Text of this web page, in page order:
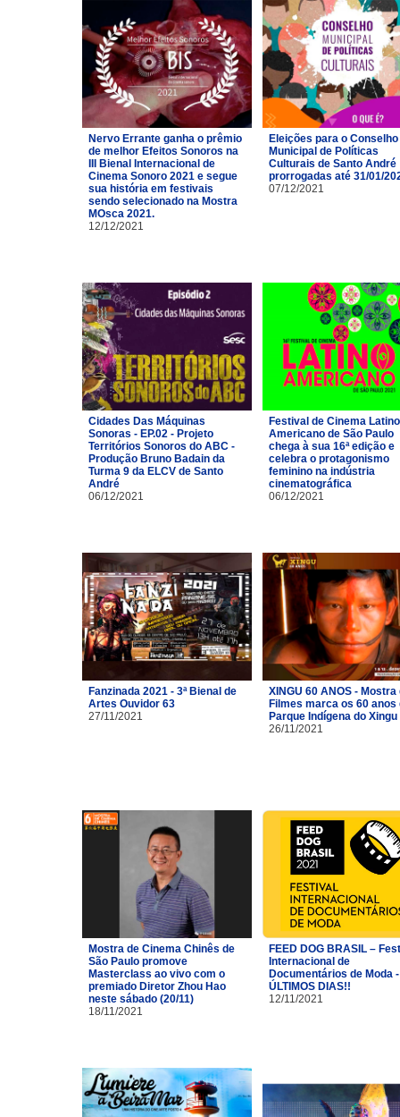
Nervo Errante ganha o prêmio
de melhor Efeitos Sonoros na
III Bienal Internacional de
Cinema Sonoro 2021 e segue
sua história em festivais
sendo selecionado na Mostra
MOsca 2021.
12/12/2021
Eleições para o Conselho
Municipal de Políticas
Culturais de Santo André
prorrogadas até 31/01/
07/12/2021
Cidades Das Máquinas
Sonoras - EP.02 - Projeto
Territórios Sonoros do ABC -
Produção Bruno Badain da
Turma 9 da ELCV de Santo
André
06/12/2021
Festival de Cinema
Americano de São Paulo
chega à sua 16ª edição e
celebra o protagonismo
feminino na indústria
cinematográfica
06/12/2021
Fanzinada 2021 - 3ª Bienal de
Artes Ouvidor 63
27/11/2021
XINGU 60 ANOS - Mostra
Filmes marca os 60 anos
Parque Indígena do Xingu
26/11/2021
Mostra de Cinema Chinês de
São Paulo promove
Masterclass ao vivo com o
premiado Diretor Zhou Hao
neste sábado (20/11)
18/11/2021
FEED DOG BRASIL –
Internacional de
Documentários de Moda -
ÚLTIMOS DIAS!!
12/11/2021